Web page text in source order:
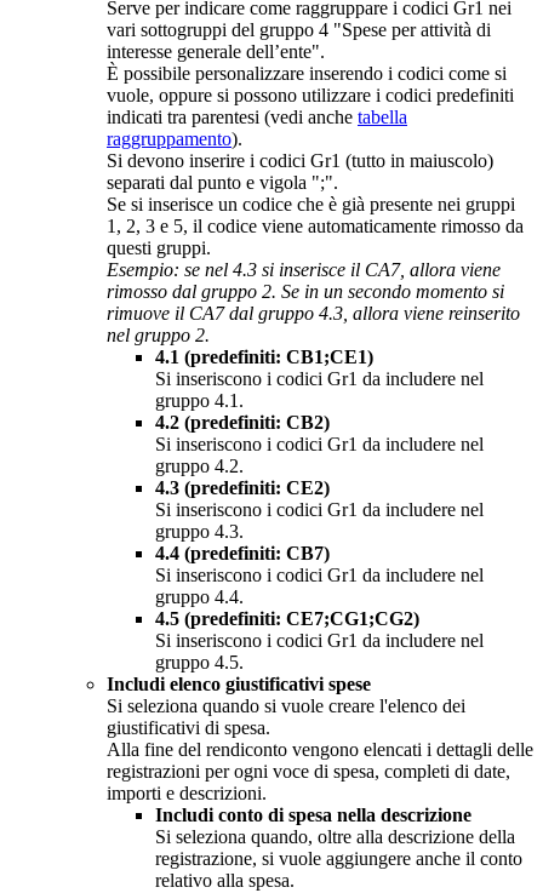
Serve per indicare come raggruppare i codici Gr1 nei
vari sottogruppi del gruppo 4 "Spese per attività di
interesse generale dell’ente".
È possibile personalizzare inserendo i codici come si
vuole, oppure si possono utilizzare i codici predefiniti
indicati tra parentesi (vedi anche tabella
raggruppamento).
Si devono inserire i codici Gr1 (tutto in maiuscolo)
separati dal punto e vigola ";".
Se si inserisce un codice che è già presente nei gruppi
1, 2, 3 e 5, il codice viene automaticamente rimosso da
questi gruppi.
Esempio: se nel 4.3 si inserisce il CA7, allora viene
rimosso dal gruppo 2. Se in un secondo momento si
rimuove il CA7 dal gruppo 4.3, allora viene reinserito
nel gruppo 2.
4.1 (predefiniti: CB1;CE1)
Si inseriscono i codici Gr1 da includere nel
gruppo 4.1.
4.2 (predefiniti: CB2)
Si inseriscono i codici Gr1 da includere nel
gruppo 4.2.
4.3 (predefiniti: CE2)
Si inseriscono i codici Gr1 da includere nel
gruppo 4.3.
4.4 (predefiniti: CB7)
Si inseriscono i codici Gr1 da includere nel
gruppo 4.4.
4.5 (predefiniti: CE7;CG1;CG2)
Si inseriscono i codici Gr1 da includere nel
gruppo 4.5.
Includi elenco giustificativi spese
Si seleziona quando si vuole creare l'elenco dei
giustificativi di spesa.
Alla fine del rendiconto vengono elencati i dettagli delle
registrazioni per ogni voce di spesa, completi di date,
importi e descrizioni.
Includi conto di spesa nella descrizione
Si seleziona quando, oltre alla descrizione della
registrazione, si vuole aggiungere anche il conto
relativo alla spesa.